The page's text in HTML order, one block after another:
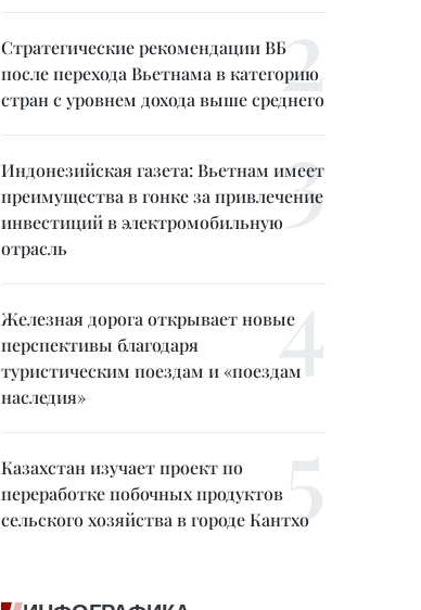
Стратегические рекомендации ВБ
после перехода Вьетнама в категорию
стран с уровнем дохода выше среднего
Индонезийская газета: Вьетнам имеет
преимущества в гонке за привлечение
инвестиций в электромобильную
отрасль
Железная дорога открывает новые
перспективы благодаря
туристическим поездам и «поездам
наследия»
Казахстан изучает проект по
переработке побочных продуктов
сельского хозяйства в городе Кантхо